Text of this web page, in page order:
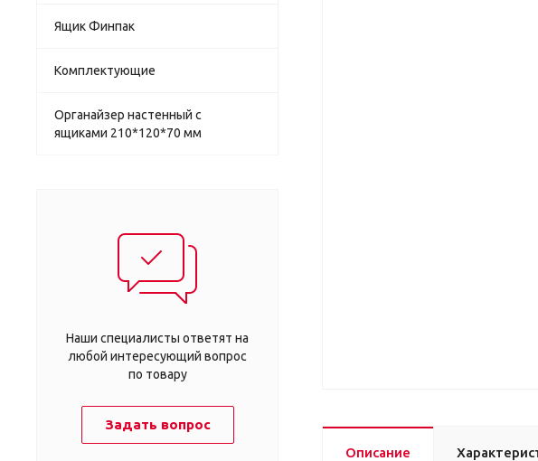
Описание
Ящик Финпак
Комплектующие
Органайзер настенный с
ящиками 210*120*70 мм
Наши специалисты ответят на
любой интересующий вопрос
по товару
Задать вопрос